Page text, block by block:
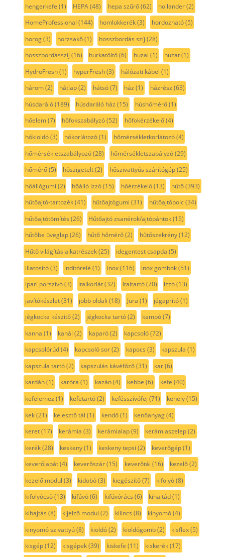
hengerkefe (1) HEPA(48) hepa szűrő(62) hollander(2)
HomeProfessional (144) homlokkerék(3) hordozható(5)
horog(3) horzsakő(1) hosszbordás szíj (28)
hosszbordásszíj (16) hurkatöltő(6) huzal (1) huzat(1)
HydroFresh(1) hyperFresh(3) hálózati kábel (1)
három(2) hátlap(2) hátsó(7) ház (1) házrész (63)
húsdaráló(189) húsdaráló ház (15) húshőmérő(1)
hőelem(7) hőfokszabályzó(52) hőfokérzékelő(4)
hőkioldó(3) hőkorlátozó(1) hőmérsékletkorlátozó(4)
hőmérsékletszabályozó(28) hőmérsékletszabályzó(29)
hőmérő(5) hőszigetelt(2) hőszivattyús szárítógép(25)
hőállógumi (2) hőálló izzó(15) hőérzékelő(13) hűtő(393)
hűtőajtó-tartozék(41) hűtőajtógumi (31) hűtőajtópolc(34)
hűtőajtótömítés (26) Hűtőajtó zsanérok/ajtópántok(15)
hűtőbe üveglap(26) hűtő hőmérő(2) hűtőszekrény(12)
Hűtő világítás alkatrészek(25) idegentest csapda (5)
illatosító(3) indítórelé (1) inox(116) inox gombok(51)
ipari porszívó(3) italkorlát(32) italtartó(70) izzó(13)
javítókészlet(31) jobb oldali (18) Jura (1) jégaprító(1)
jégkocka készítő(2) jégkocka tartó(2) kampó(7)
kanna (1) kanál (2) kaparó(2) kapcsoló(72)
kapcsolórúd(4) kapcsoló sor(2) kapocs (3) kapszula (1)
kapszula tartó(2) kapszulás kávéfőző(31) kar(6)
kardán(1) karóra (1) kazán(4) kebbe (6) kefe (40)
kefelemez (1) kefetartó(2) kefésszívófej (71) kehely(15)
kek(21) kelesztő tál (1) kendő(1) kenőanyag(4)
keret(17) kerámia (3) kerámialap(9) kerámiaszelep(2)
kerék(28) keskeny(1) keskeny tepsi (2) keverőgép(1)
keverőlapát(4) keverőszár(15) keverőtál (16) kezelő(2)
kezelő modul (3) kidobó(3) kiegészítő(7) kifolyó(8)
kifolyócső(13) kifúvó(6) kifúvórács (6) kihajtád(1)
kihajtás (8) kijelző modul (2) kilincs (8) kinyomó(4)
kinyomó szivattyú(8) kioldó(2) kioldógomb(2) kisflex(5)
kisgép(12) kisgépek(39) kiskefe (11) kiskerék(17)